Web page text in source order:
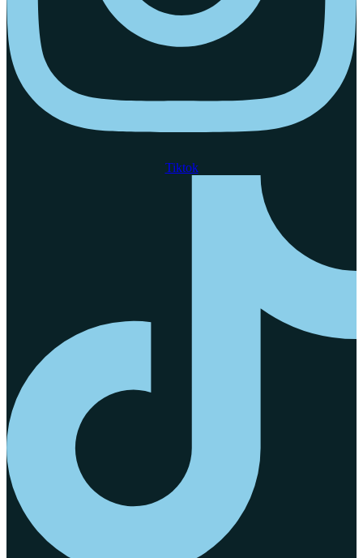
Tiktok